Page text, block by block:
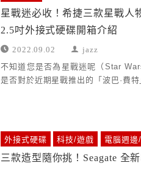
星戰迷必收！希捷三款星戰人
2.5吋外接式硬碟開箱介紹
2022.09.02 jazz
不知道您是否為星戰迷呢（Star
是否對於近期星戰推出的「波巴·費
外接式硬碟 科技/遊戲 電腦週邊
三款造型隨你挑！Seagate 全